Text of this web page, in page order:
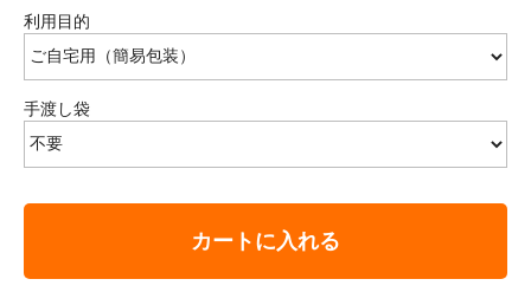
利用目的
手渡し袋
カートに入れる